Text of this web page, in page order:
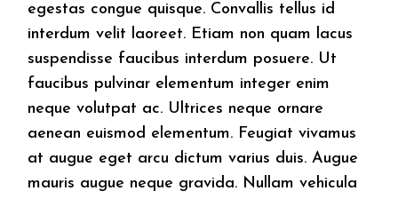
egestas congue quisque. Convallis tellus id
interdum velit laoreet. Etiam non quam lacus
suspendisse faucibus interdum posuere. Ut
faucibus pulvinar elementum integer enim
neque volutpat ac. Ultrices neque ornare
aenean euismod elementum. Feugiat vivamus
at augue eget arcu dictum varius duis. Augue
mauris augue neque gravida. Nullam vehicula